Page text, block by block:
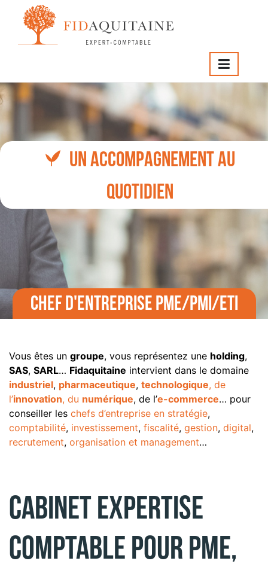
FIDAQUITAINE>Vous êtes>Chef d’entreprise
PME/PMI/ETI
UN ACCOMPAGNEMENT AU
QUOTIDIEN
CHEF D'ENTREPRISE PME/PMI/ETI
Vous êtes un groupe, vous représentez une holding,
SAS, SARL… Fidaquitaine intervient dans le domaine
industriel, pharmaceutique, technologique, de
l’innovation, du numérique, de l’e-commerce… pour
conseiller les chefs d’entreprise en stratégie,
comptabilité, investissement, fiscalité, gestion, digital,
recrutement, organisation et management…
CABINET EXPERTISE
COMPTABLE POUR PME,